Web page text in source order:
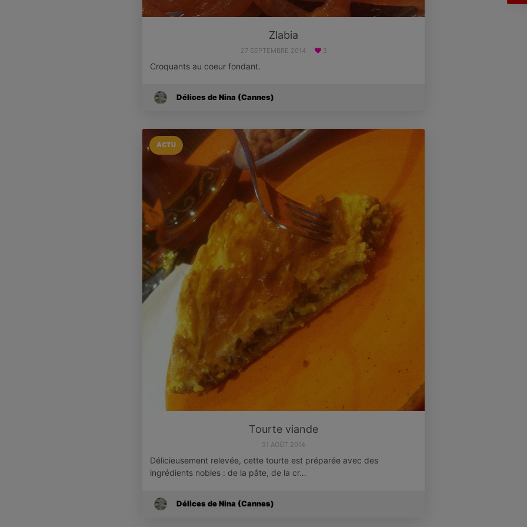
Zlabia
27 SEPTEMBRE 2014 3
Croquants au coeur fondant.
Délices de Nina (Cannes)
ACTU
Tourte viande
31 AOÛT 2014
Délicieusement relevée, cette tourte est préparée avec des
ingrédients nobles : de la pâte, de la cr…
Délices de Nina (Cannes)